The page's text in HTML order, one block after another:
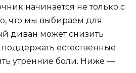
начинается не только с
что мы выбираем для
диван может снизить
поддержать естественные
утренние боли. Ниже —